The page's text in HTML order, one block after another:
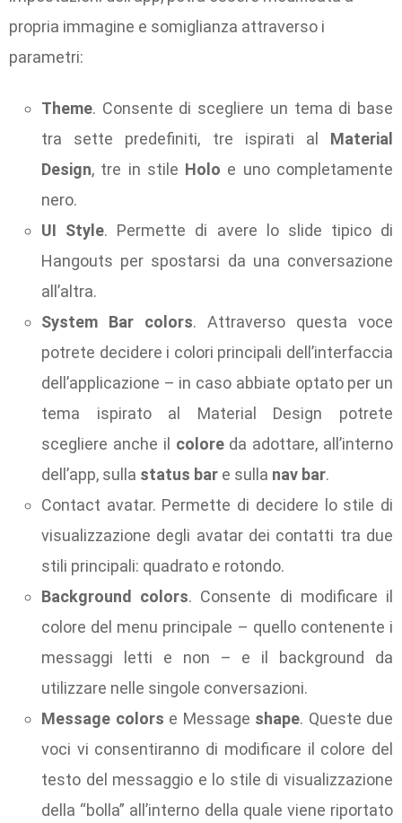
propria immagine e somiglianza attraverso i
parametri:
Theme. Consente di scegliere un tema di base
tra sette predefiniti, tre ispirati al Material
Design, tre in stile Holo e uno completamente
nero.
UI Style. Permette di avere lo slide tipico di
Hangouts per spostarsi da una conversazione
all’altra.
System Bar colors. Attraverso questa voce
potrete decidere i colori principali dell’interfaccia
dell’applicazione – in caso abbiate optato per un
tema ispirato al Material Design potrete
scegliere anche il coloreda adottare, all’interno
dell’app, sulla status bar e sulla nav bar.
Contact avatar. Permette di decidere lo stile di
visualizzazione degli avatar dei contatti tra due
stili principali: quadrato e rotondo.
Background colors. Consente di modificare il
colore del menu principale – quello contenente i
messaggi letti e non – e il background da
utilizzare nelle singole conversazioni.
Message colors e Message shape. Queste due
voci vi consentiranno di modificare il colore del
testo del messaggio e lo stile di visualizzazione
della “bolla” all’interno della quale viene riportato